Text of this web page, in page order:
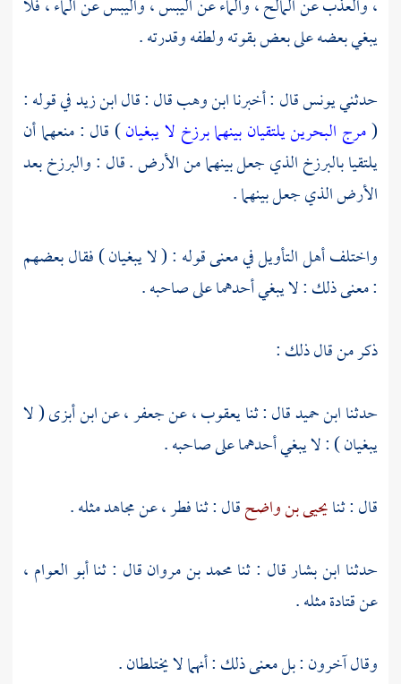
، والعذب عن المالح ، والماء عن اليبس ، واليبس عن الماء ، فلا
يبغي بعضه على بعض بقوته ولطفه وقدرته .
حدثنييونسقال : أخبرناابن وهبقال : قالابن زيدفي قوله :
(مرج البحرين يلتقيان بينهما برزخ لا يبغيان) قال : منعهما أن
يلتقيا بالبرزخ الذي جعل بينهما من الأرض . قال : والبرزخ بعد
الأرض الذي جعل بينهما .
واختلف أهل التأويل في معنى قوله : ( لا يبغيان ) فقال بعضهم
: معنى ذلك : لا يبغي أحدهما على صاحبه .
ذكر من قال ذلك :
حدثناابن حميدقال : ثنايعقوب، عنجعفر، عنابن أبزى( لا
يبغيان ) : لا يبغي أحدهما على صاحبه .
قال : ثنايحيى بن واضحقال : ثنافطر، عنمجاهدمثله .
حدثنا ابن بشارقال : ثنامحمد بن مروانقال : ثناأبو العوام ،
عنقتادةمثله .
وقال آخرون : بل معنى ذلك : أنهما لا يختلطان .